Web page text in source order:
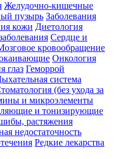
Желудочно-кишечные
пузырь Заболевания
кожи Диетология
Сердце и
кровообращение
Онкология
глаз Геморрой
система
(без ухода за
и микроэлементы
и тонизирующие
растяжения
недостаточность
Редкие лекарства